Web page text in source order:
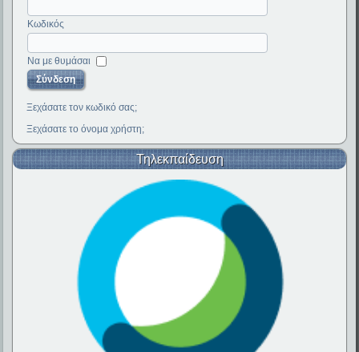
Κωδικός
Να με θυμάσαι
Ξεχάσατε τον κωδικό σας;
Ξεχάσατε το όνομα χρήστη;
Τηλεκπαίδευση